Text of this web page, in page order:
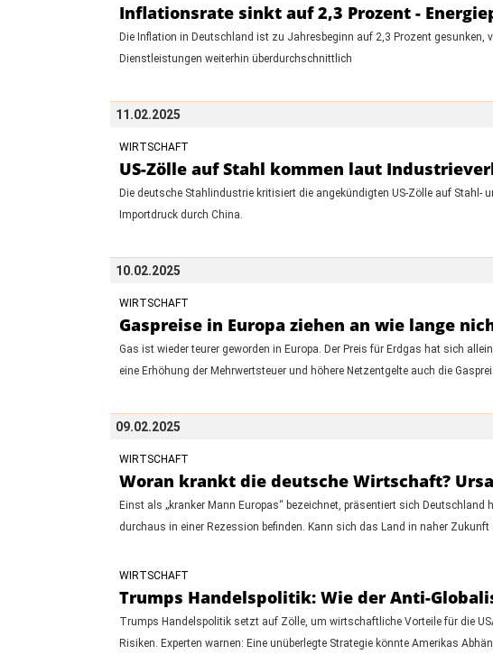
Inflationsrate sinkt auf 2,3 Prozent -
Die Inflation in Deutschland ist zu Jahresbeginn auf 2,3 Prozent gesunken,
Dienstleistungen weiterhin überdurchschnittlich
11.02.2025
WIRTSCHAFT
US-Zölle auf Stahl kommen laut
Die deutsche Stahlindustrie kritisiert die angekündigten US-Zölle auf Stahl-
Importdruck durch China.
10.02.2025
WIRTSCHAFT
Gaspreise in Europa ziehen an wie lange
Gas ist wieder teurer geworden in Europa. Der Preis für Erdgas hat sich
eine Erhöhung der Mehrwertsteuer und höhere Netzentgelte auch die
09.02.2025
WIRTSCHAFT
Woran krankt die deutsche Wirtschaft?
Einst als „kranker Mann Europas“ bezeichnet, präsentiert sich
durchaus in einer Rezession befinden. Kann sich das Land in naher Zukunft
WIRTSCHAFT
Trumps Handelspolitik: Wie der Anti-
Trumps Handelspolitik setzt auf Zölle, um wirtschaftliche Vorteile für die
Risiken. Experten warnen: Eine unüberlegte Strategie könnte Amerikas